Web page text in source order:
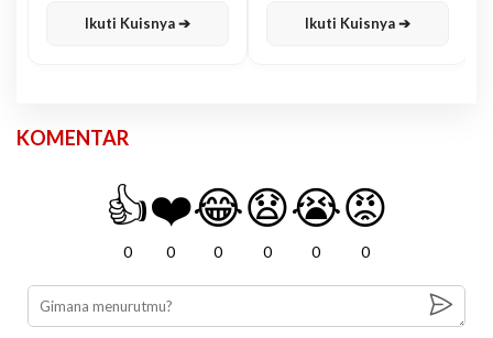
Ikuti Kuisnya ➔ Ikuti Kuisnya ➔
KOMENTAR
👍
0
❤️
0
😂
0
😧
0
😭
0
😡
0